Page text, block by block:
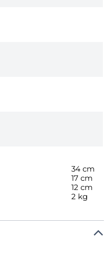
34 cm
17 cm
12 cm
2 kg